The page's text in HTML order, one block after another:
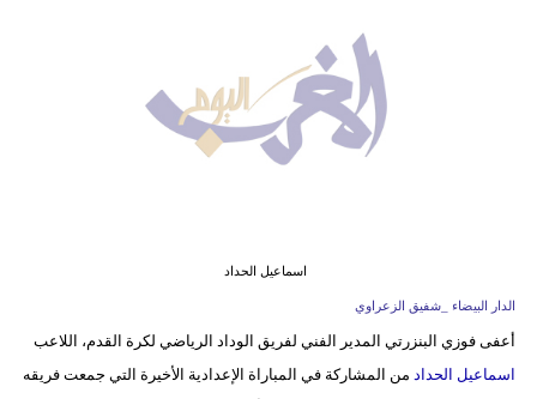
مرأة
اسماعيل الحداد
الدار البيضاء _شفيق الزعراوي
أعفى فوزي البنزرتي المدير الفني لفريق الوداد الرياضي لكرة القدم، اللاعب
اسماعيل الحداد من المشاركة في المباراة الإعدادية الأخيرة التي جمعت فريقه